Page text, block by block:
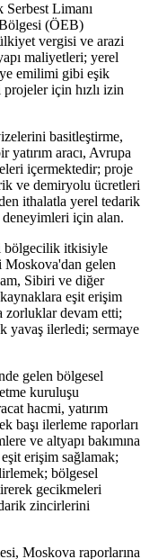
Limanı
(ÖEB)
vergisi ve arazi
maliyetleri; yerel
emilimi gibi eşik
için hızlı izin
basitleştirme,
yatırım aracı, Avrupa
içermektedir; proje
ve demiryolu ücretleri
ithalatla yerel tedarik
için alan.
bölgecilik itkisiyle
gelen
Sibiri ve diğer
eşit erişim
zorluklar devam etti;
yavaş ilerledi; sermaye
gelen bölgesel
kuruluşu
hacmi, yatırım
başı ilerleme raporları
ve altyapı bakımına
erişim sağlamak;
bölgesel
gecikmeleri
zincirlerini
Moskova raporlarına